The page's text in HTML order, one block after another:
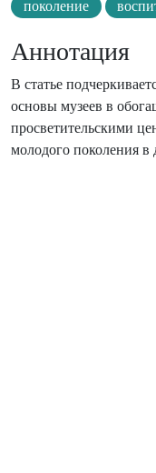
поколение
Аннотация
В статье
основы музеев в
просветительскими
молодого поколения